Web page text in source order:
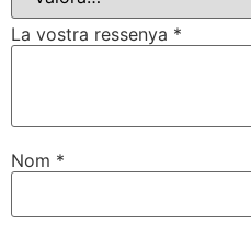
La vostra ressenya *
Nom *